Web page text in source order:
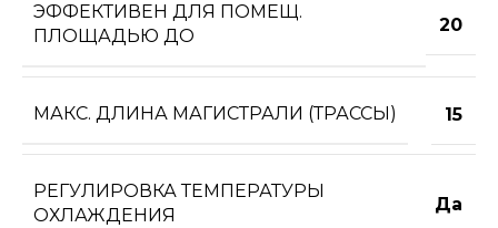
ЭФФЕКТИВЕН ДЛЯ ПОМЕЩ.
ПЛОЩАДЬЮ ДО
20
МАКС. ДЛИНА МАГИСТРАЛИ (ТРАССЫ) 15
РЕГУЛИРОВКА ТЕМПЕРАТУРЫ
ОХЛАЖДЕНИЯ
Да